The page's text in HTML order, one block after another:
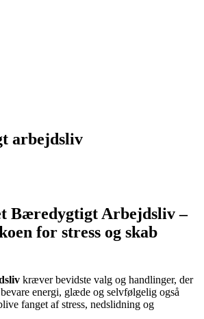
arbejdsliv
Bæredygtigt Arbejdsliv –
for stress og skab
kræver bevidste valg og handlinger, der
energi, glæde og selvfølgelig også
fanget af stress, nedslidning og